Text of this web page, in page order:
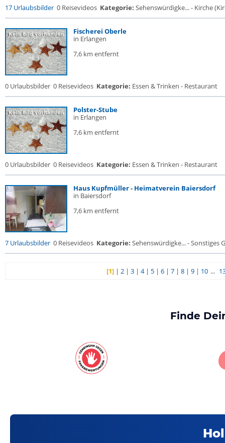
17 Urlaubsbilder 0 Reisevideos Kategorie: Sehenswürdigke... - Kirche
Fischerei Oberle
in Erlangen
7,6 km entfernt
0 Urlaubsbilder 0 Reisevideos Kategorie: Essen & Trinken - Restaurant
Polster-Stube
in Erlangen
7,6 km entfernt
0 Urlaubsbilder 0 Reisevideos Kategorie: Essen & Trinken - Restaurant
Haus Kupfmüller - Heimatverein Baiersdorf
in Baiersdorf
7,6 km entfernt
7 Urlaubsbilder 0 Reisevideos Kategorie: Sehenswürdigke... - Sonstiges
[1]| 2| 3| 4| 5| 6| 7| 8| 9| 10 ...
Finde